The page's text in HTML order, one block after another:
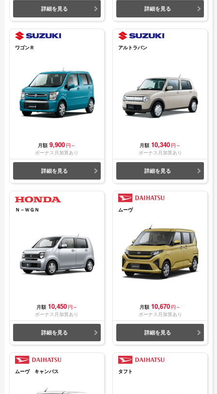
詳細を見る 詳細を見る
ワゴンＲ
月額 9,900 円～
ボーナス月加算あり
詳細を見る
アルトラパン
月額 10,340 円～
ボーナス月加算あり
詳細を見る
Ｎ－ＷＧＮ
月額 10,450 円～
ボーナス月加算あり
詳細を見る
ムーヴ
月額 10,670 円～
ボーナス月加算あり
詳細を見る
ムーヴ キャンバス タフト